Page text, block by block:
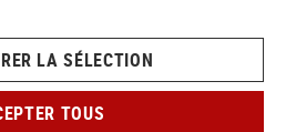
LA SÉLECTION
TOUS